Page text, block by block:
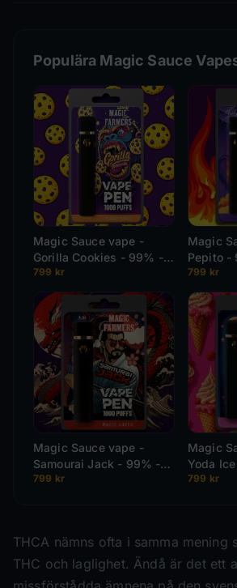
Populära Magic Sauce
Magic Sauce vape -
Gorilla Cookies - 99% -
2ml
799 kr
Magic
Pepito -
799 kr
Magic Sauce vape -
Samourai Jack - 99% -
2ml
799 kr
Magic
Yoda
2ml
799 kr
THCA nämns ofta i samma mening
THC och laglighet. Ändå är det ett